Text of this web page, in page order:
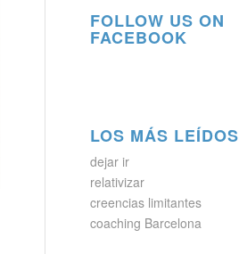
FOLLOW US ON
FACEBOOK
LOS MÁS LEÍDOS
dejar ir
relativizar
creencias limitantes
coaching Barcelona